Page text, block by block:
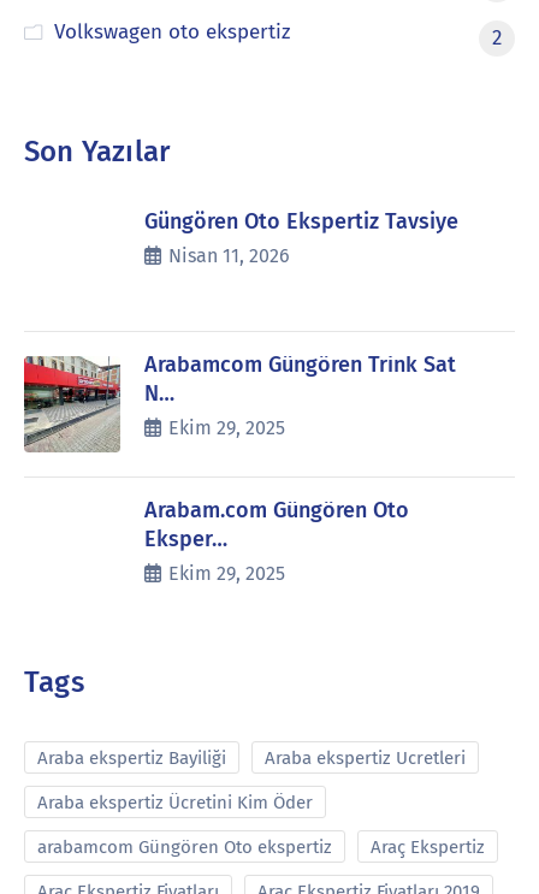
Volkswagen oto ekspertiz
2
Son Yazılar
Güngören Oto Ekspertiz Tavsiye
Nisan 11, 2026
Arabamcom Güngören Trink Sat
N…
Ekim 29, 2025
Arabam.com Güngören Oto
Eksper…
Ekim 29, 2025
Tags
Araba ekspertiz Bayiliği Araba ekspertiz Ucretleri
Araba ekspertiz Ücretini Kim Öder
arabamcom Güngören Oto ekspertiz Araç Ekspertiz